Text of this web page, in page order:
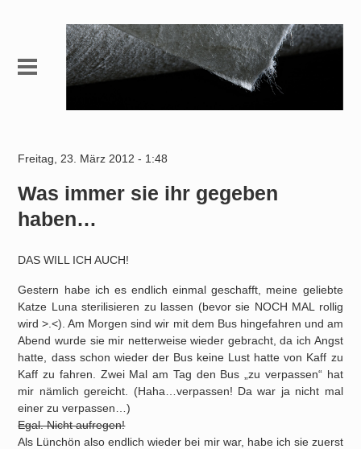
Freitag, 23. März 2012 - 1:48
Was immer sie ihr gegeben
haben…
DAS WILL ICH AUCH!
Gestern habe ich es endlich einmal geschafft, meine geliebte
Katze Luna sterilisieren zu lassen (bevor sie NOCH MAL rollig
wird >.<). Am Morgen sind wir mit dem Bus hingefahren und am
Abend wurde sie mir netterweise wieder gebracht, da ich Angst
hatte, dass schon wieder der Bus keine Lust hatte von Kaff zu
Kaff zu fahren. Zwei Mal am Tag den Bus „zu verpassen“ hat
mir nämlich gereicht. (Haha…verpassen! Da war ja nicht mal
einer zu verpassen…)
Egal. Nicht aufregen!
Als Lünchön also endlich wieder bei mir war, habe ich sie zuerst